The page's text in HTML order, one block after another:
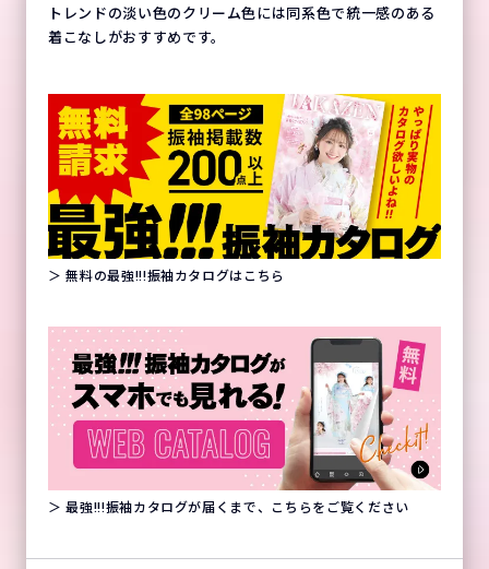
トレンドの淡い色のクリーム色には同系色で統一感のある
着こなしがおすすめです。
＞ 無料の最強!!!振袖カタログはこちら
＞ 最強!!!振袖カタログが届くまで、こちらをご覧ください